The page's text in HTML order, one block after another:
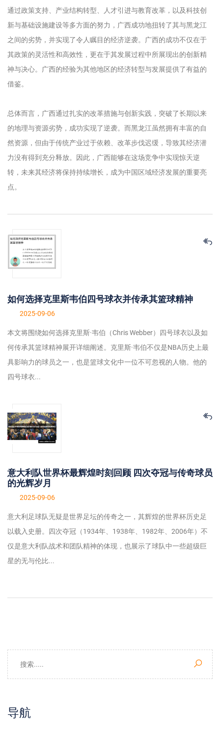
通过政策支持、产业结构转型、人才引进与教育改革，以及科技创
新与基础设施建设等多方面的努力，广西成功地扭转了其与黑龙江
之间的劣势，并实现了令人瞩目的经济逆袭。广西的成功不仅在于
其政策的灵活性和高效性，更在于其发展过程中所展现出的创新精
神与决心。广西的经验为其他地区的经济转型与发展提供了有益的
借鉴。
总体而言，广西通过扎实的改革措施与创新实践，突破了长期以来
的地理与资源劣势，成功实现了逆袭。而黑龙江虽然拥有丰富的自
然资源，但由于传统产业过于依赖、改革步伐迟缓，导致其经济潜
力没有得到充分释放。因此，广西能够在这场竞争中实现惊天逆
转，未来其经济将保持持续增长，成为中国区域经济发展的重要亮
点。
如何选择克里斯韦伯四号球衣并传承其篮球精神
2025-09-06
本文将围绕如何选择克里斯·韦伯（Chris Webber）四号球衣以及如
何传承其篮球精神展开详细阐述。克里斯·韦伯不仅是NBA历史上最
具影响力的球员之一，也是篮球文化中一位不可忽视的人物。他的
四号球衣...
意大利队世界杯最辉煌时刻回顾 四次夺冠与传奇球员
的光辉岁月
2025-09-06
意大利足球队无疑是世界足坛的传奇之一，其辉煌的世界杯历史足
以载入史册。四次夺冠（1934年、1938年、1982年、2006年）不
仅是意大利队战术和团队精神的体现，也展示了球队中一些超级巨
星的无与伦比...
导航